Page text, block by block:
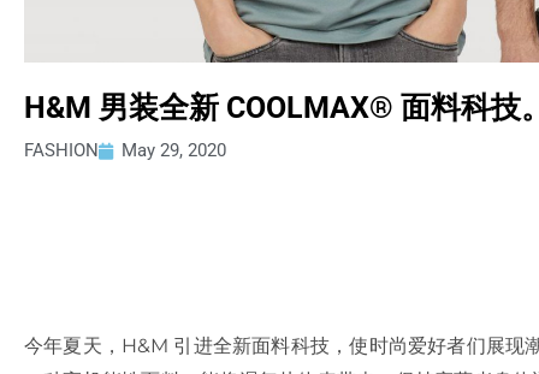
H&M 男装全新 COOLMAX® 面料科技
FASHION May 29, 2020
今年夏天，H&M 引进全新面料科技，使时尚爱好者们展